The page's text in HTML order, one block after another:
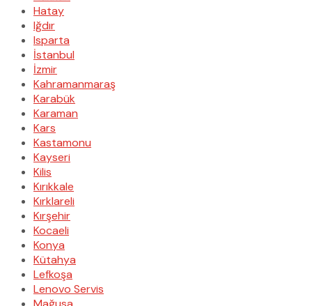
Hatay
Iğdır
Isparta
İstanbul
İzmir
Kahramanmaraş
Karabük
Karaman
Kars
Kastamonu
Kayseri
Kilis
Kırıkkale
Kırklareli
Kırşehir
Kocaeli
Konya
Kütahya
Lefkoşa
Lenovo Servis